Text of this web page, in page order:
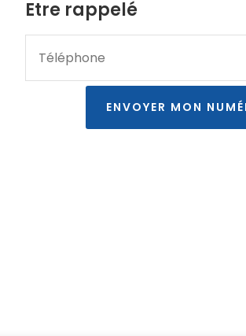
Etre rappelé
ENVOYER MON